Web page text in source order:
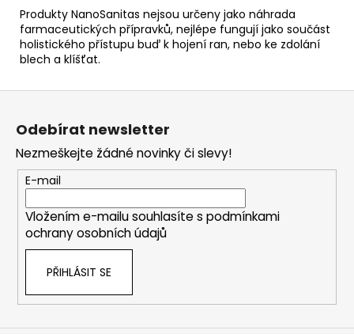
Produkty NanoSanitas nejsou určeny jako náhrada
farmaceutických přípravků, nejlépe fungují jako součást
holistického přístupu buď k hojení ran, nebo ke zdolání
blech a klíšťat.
Z
Odebírat newsletter
Nezmeškejte žádné novinky či slevy!
E-mail
Vložením e-mailu souhlasíte s podmínkami
ochrany osobních údajů
PŘIHLÁSIT SE